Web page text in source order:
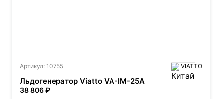
Артикул: 10755 VIATTO
Льдогенератор Viatto VA-IM-25A
38 806 ₽